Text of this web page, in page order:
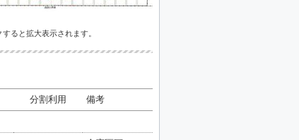
ると拡大表示されます。
分割利用 備考